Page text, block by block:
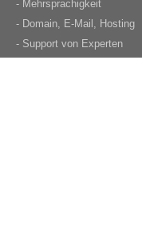
- Mehrsprachigkeit
- Domain, E-Mail, Hosting
- Support von Experten